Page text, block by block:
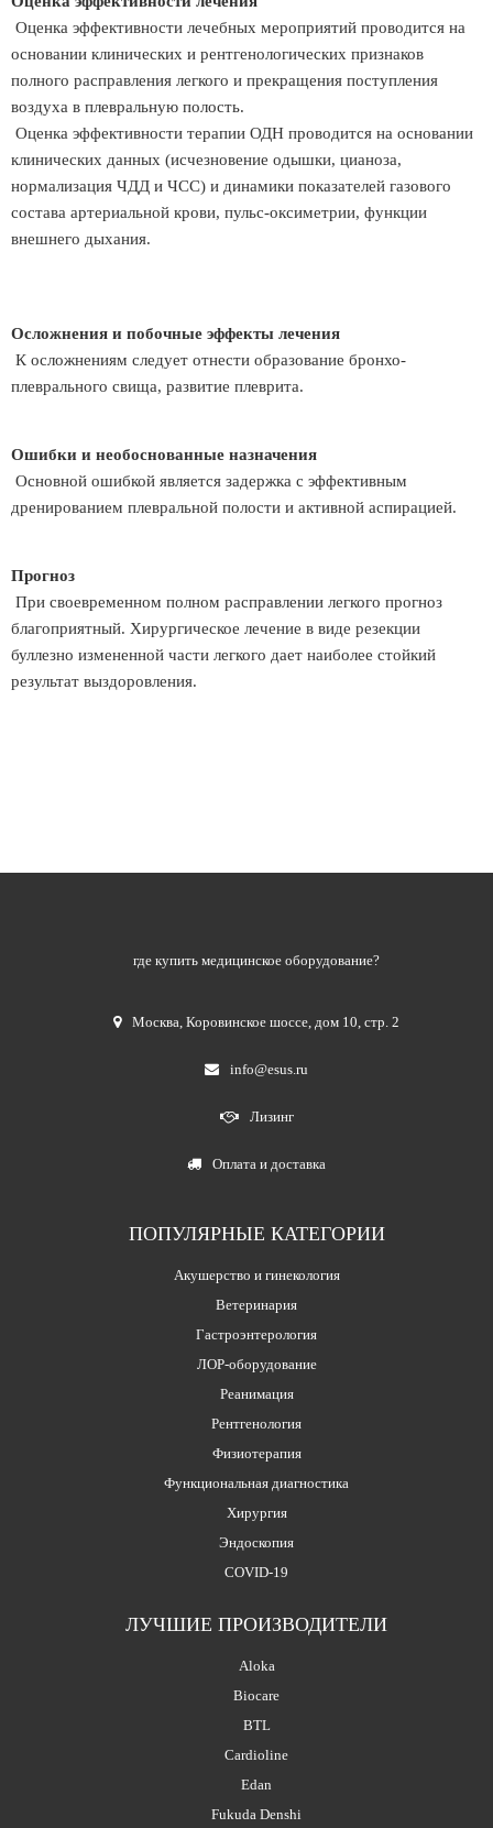
Оценка эффективности лечебных мероприятий проводится на
основании клинических и рентгенологических признаков
полного расправления легкого и прекращения поступления
воздуха в плевральную полость.
Оценка эффективности терапии ОДН проводится на основании
клинических данных (исчезновение одышки, цианоза,
нормализация ЧДД и ЧСС) и динамики показателей газового
состава артериальной крови, пульс-оксиметрии, функции
внешнего дыхания.
Осложнения и побочные эффекты лечения
К осложнениям следует отнести образование бронхо-
плеврального свища, развитие плеврита.
Ошибки и необоснованные назначения
Основной ошибкой является задержка с эффективным
дренированием плевральной полости и активной аспирацией.
Прогноз
При своевременном полном расправлении легкого прогноз
благоприятный. Хирургическое лечение в виде резекции
буллезно измененной части легкого дает наиболее стойкий
результат выздоровления.
где купить медицинское оборудование?
Москва,Коровинское шоссе, дом 10, стр. 2
info@esus.ru
Лизинг
Оплата и доставка
ПОПУЛЯРНЫЕ КАТЕГОРИИ
Акушерство и гинекология
Ветеринария
Гастроэнтерология
ЛОР-оборудование
Реанимация
Рентгенология
Физиотерапия
Функциональная диагностика
Хирургия
Эндоскопия
COVID-19
ЛУЧШИЕ ПРОИЗВОДИТЕЛИ
Aloka
Biocare
BTL
Cardioline
Edan
Fukuda Denshi